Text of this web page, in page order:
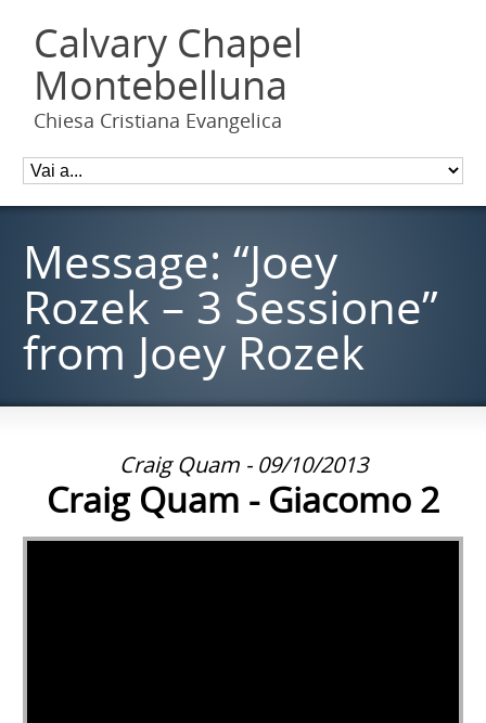
Calvary Chapel
Montebelluna
Chiesa Cristiana Evangelica
Message: “Joey
Rozek – 3 Sessione”
from Joey Rozek
Craig Quam - 09/10/2013
Craig Quam - Giacomo 2